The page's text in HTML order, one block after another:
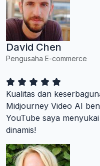
David Chen
Pengusaha E-commerce
Kualitas dan
Midjourney Video AI
YouTube saya
dinamis!